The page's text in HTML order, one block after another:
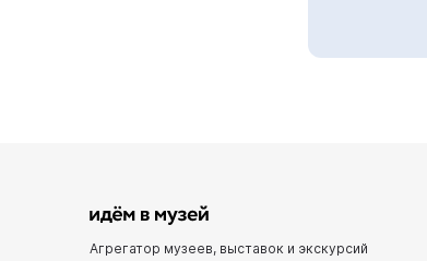
Агрегатор музеев, выставок и экскурсий